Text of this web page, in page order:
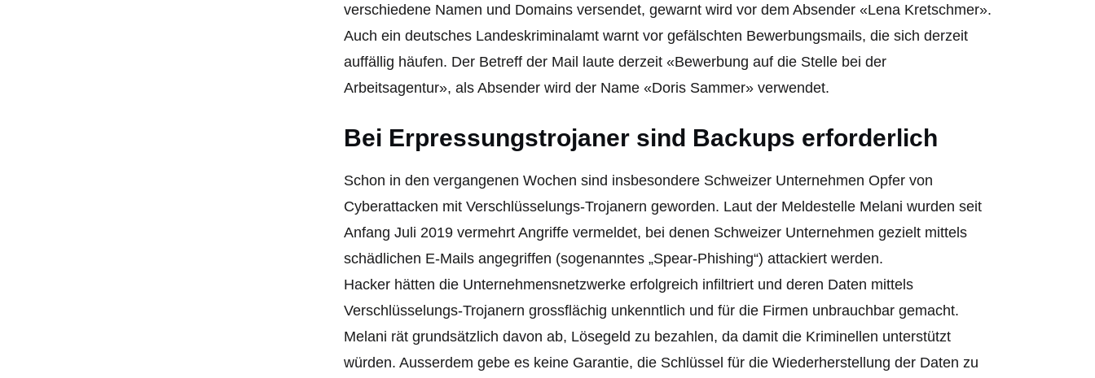
verschiedene Namen und Domains versendet, gewarnt wird vor dem Absender «Lena Kretschmer».
Auch ein deutsches Landeskriminalamt warnt vor gefälschten Bewerbungsmails, die sich derzeit
auffällig häufen. Der Betreff der Mail laute derzeit «Bewerbung auf die Stelle bei der
Arbeitsagentur», als Absender wird der Name «Doris Sammer» verwendet.
Bei Erpressungstrojaner sind Backups erforderlich
Schon in den vergangenen Wochen sind insbesondere Schweizer Unternehmen Opfer von
Cyberattacken mit Verschlüsselungs-Trojanern geworden. Laut der Meldestelle Melani wurden seit
Anfang Juli 2019 vermehrt Angriffe vermeldet, bei denen Schweizer Unternehmen gezielt mittels
schädlichen E-Mails angegriffen (sogenanntes „Spear-Phishing“) attackiert werden.
Hacker hätten die Unternehmensnetzwerke erfolgreich infiltriert und deren Daten mittels
Verschlüsselungs-Trojanern grossflächig unkenntlich und für die Firmen unbrauchbar gemacht.
Melani rät grundsätzlich davon ab, Lösegeld zu bezahlen, da damit die Kriminellen unterstützt
würden. Ausserdem gebe es keine Garantie, die Schlüssel für die Wiederherstellung der Daten zu